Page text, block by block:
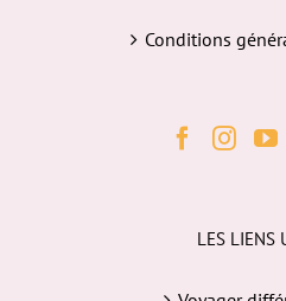
Conditions
LES LIENS